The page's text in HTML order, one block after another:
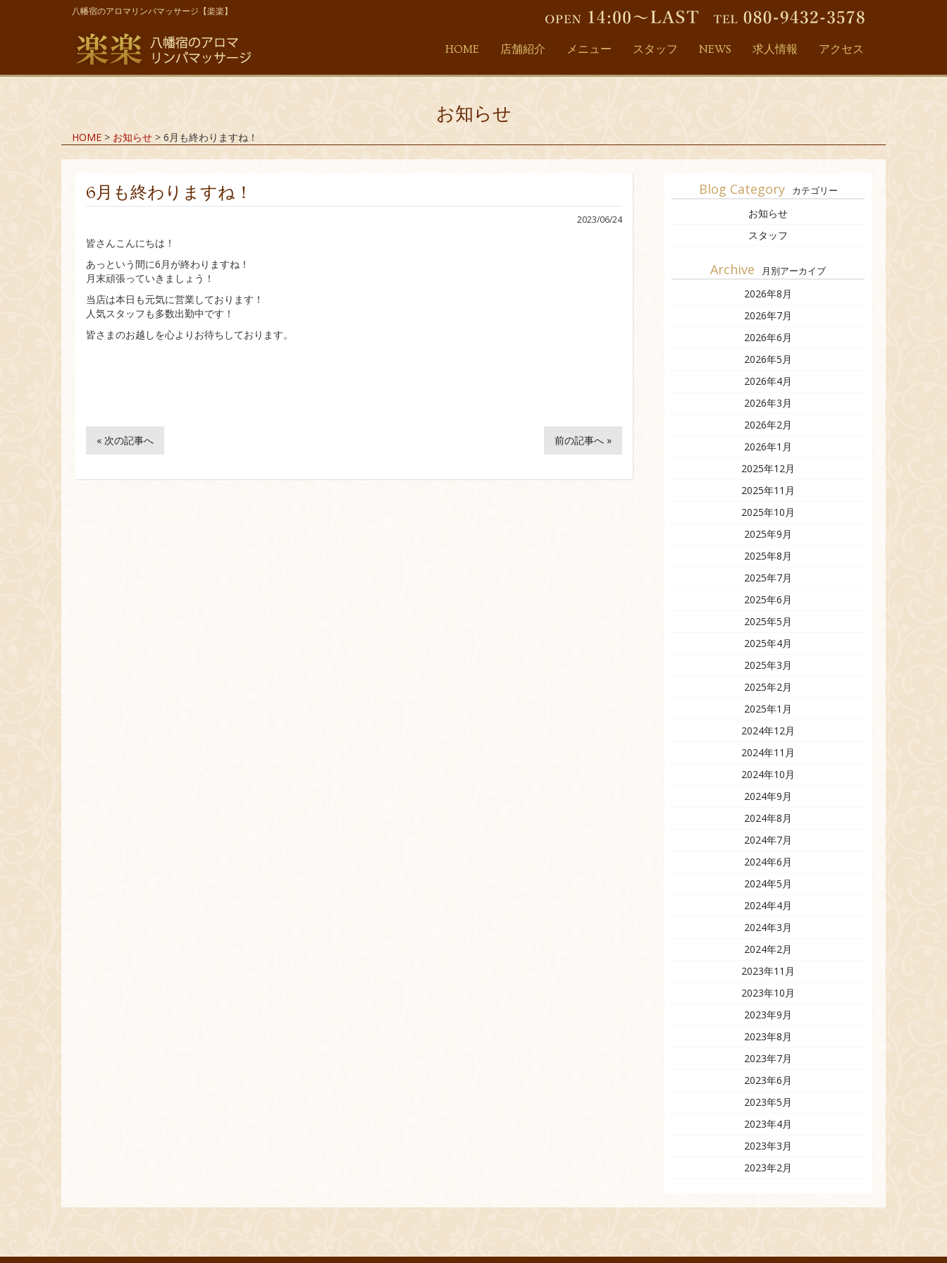
八幡宿のアロマリンパマッサージ【楽楽】
HOME 店舗紹介 メニュー スタッフ NEWS 求人情報 アクセス
お知らせ
HOME > お知らせ > 6月も終わりますね！
6月も終わりますね！
2023/06/24
皆さんこんにちは！
あっという間に6月が終わりますね！
月末頑張っていきましょう！
当店は本日も元気に営業しております！
人気スタッフも多数出勤中です！
皆さまのお越しを心よりお待ちしております。
« 次の記事へ 前の記事へ »
Blog Category カテゴリー
お知らせ
スタッフ
Archive 月別アーカイブ
2026年8月
2026年7月
2026年6月
2026年5月
2026年4月
2026年3月
2026年2月
2026年1月
2025年12月
2025年11月
2025年10月
2025年9月
2025年8月
2025年7月
2025年6月
2025年5月
2025年4月
2025年3月
2025年2月
2025年1月
2024年12月
2024年11月
2024年10月
2024年9月
2024年8月
2024年7月
2024年6月
2024年5月
2024年4月
2024年3月
2024年2月
2023年11月
2023年10月
2023年9月
2023年8月
2023年7月
2023年6月
2023年5月
2023年4月
2023年3月
2023年2月